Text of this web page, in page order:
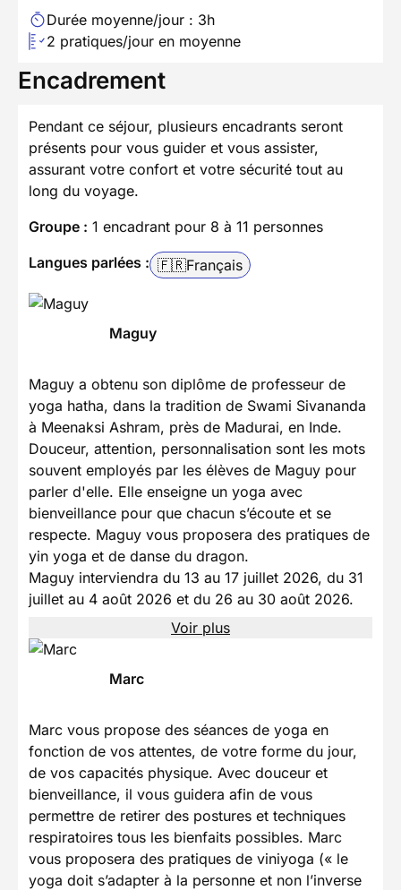
Durée moyenne/jour : 3h
2 pratiques/jour en moyenne
Encadrement
Pendant ce séjour, plusieurs encadrants seront
présents pour vous guider et vous assister,
assurant votre confort et votre sécurité tout au
long du voyage.
Groupe : 1 encadrant pour 8 à 11 personnes
Langues parlées : 🇫🇷Français
Maguy
Maguy a obtenu son diplôme de professeur de
yoga hatha, dans la tradition de Swami Sivananda
à Meenaksi Ashram, près de Madurai, en Inde.
Douceur, attention, personnalisation sont les mots
souvent employés par les élèves de Maguy pour
parler d'elle. Elle enseigne un yoga avec
bienveillance pour que chacun s’écoute et se
respecte. Maguy vous proposera des pratiques de
yin yoga et de danse du dragon.
Maguy interviendra du 13 au 17 juillet 2026, du 31
juillet au 4 août 2026 et du 26 au 30 août 2026.
Voir plus
Marc
Marc vous propose des séances de yoga en
fonction de vos attentes, de votre forme du jour,
de vos capacités physique. Avec douceur et
bienveillance, il vous guidera afin de vous
permettre de retirer des postures et techniques
respiratoires tous les bienfaits possibles. Marc
vous proposera des pratiques de viniyoga (« le
yoga doit s’adapter à la personne et non l’inverse